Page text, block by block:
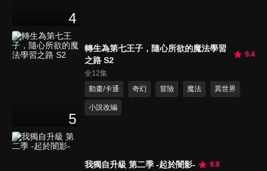
4
5
轉生為第七王子，隨心所欲的魔法學習
之路 S2
9.4
全12集
動畫/卡通
奇幻 冒險 魔法 異世界
小說改編
我獨自升級 第二季 -起於闇影-
9.8